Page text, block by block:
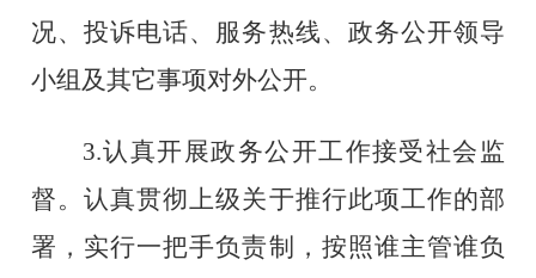
况、投诉电话、服务热线、政务公开领导
小组及其它事项对外公开。
3.认真开展政务公开工作接受社会监
督。认真贯彻上级关于推行此项工作的部
署，实行一把手负责制，按照谁主管谁负